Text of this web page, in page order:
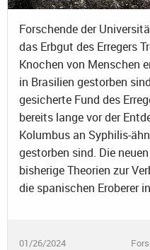
Forschende der
das Erbgut des Erregers
Knochen von Menschen
in Brasilien gestorben
gesicherte Fund des
bereits lange vor der
Kolumbus an Syphilis-
gestorben sind. Die
bisherige Theorien zur
die spanischen Eroberer
01/26/2024